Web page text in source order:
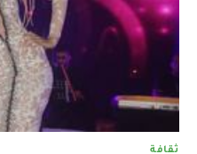
ثقافة